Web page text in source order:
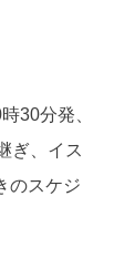
30分発、
ぎ、イス
のスケジ